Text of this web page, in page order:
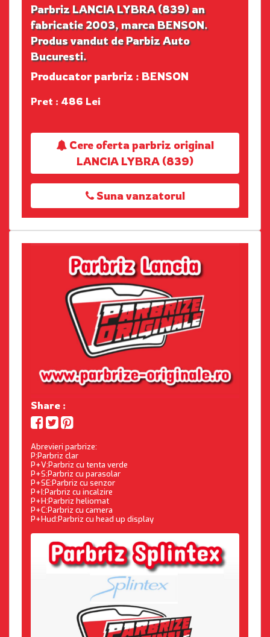
Parbriz LANCIA LYBRA (839) an
fabricatie 2003, marca BENSON.
Produs vandut de Parbiz Auto
Bucuresti.
Producator parbriz : BENSON
Pret : 486 Lei
Cere oferta parbriz original
LANCIA LYBRA (839)
Suna vanzatorul
Share :
Abrevieri parbrize:
P:Parbriz clar
P+V:Parbriz cu tenta verde
P+S:Parbriz cu parasolar
P+SE:Parbriz cu senzor
P+I:Parbriz cu incalzire
P+H:Parbriz heliomat
P+C:Parbriz cu camera
P+Hud:Parbriz cu head up display